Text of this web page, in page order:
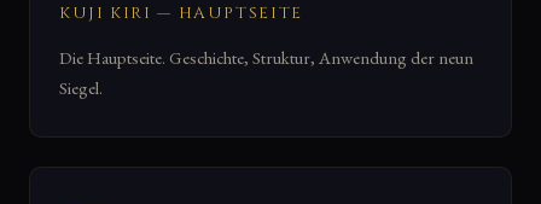
KUJI KIRI — HAUPTSEITE
Die Hauptseite. Geschichte, Struktur, Anwendung der neun
Siegel.